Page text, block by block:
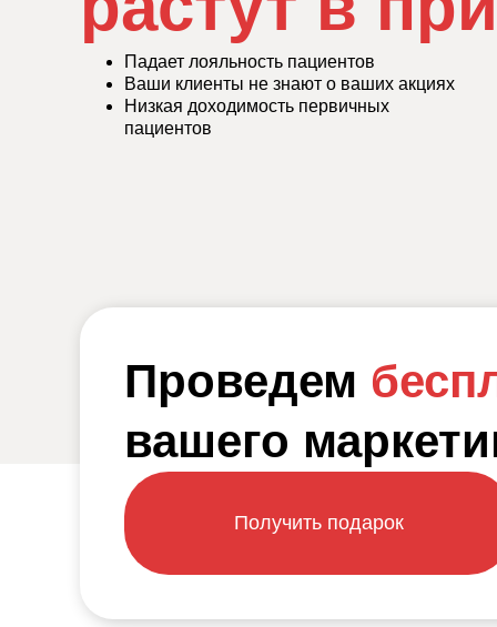
Падает лояльность пациентов
Ваши клиенты не знают о ваших акциях
Низкая доходимость первичных
пациентов
Проведем
вашего
Получить подарок